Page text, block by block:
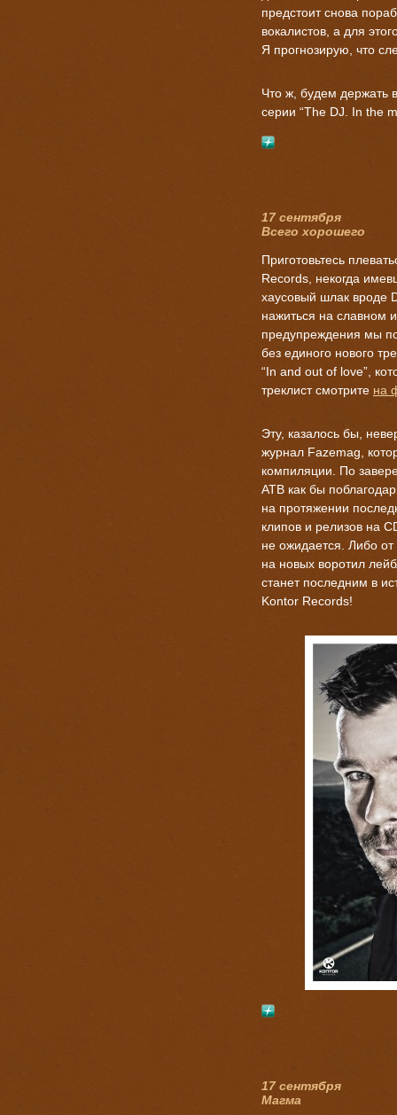
предстоит снова
вокалистов, а для
Я прогнозирую, что
Что ж, будем держать
серии “The DJ. In the
17 сентября
Всего хорошего
Приготовьтесь
Records, некогда
хаусовый шлак вроде
нажиться на славном
предупреждения мы
без единого нового
“In and out of love”,
треклист смотрите на
Эту, казалось бы,
журнал Fazemag,
компиляции. По
ATB как бы
на протяжении
клипов и релизов на
не ожидается. Либо от
на новых воротил
станет последним в
Kontor Records!
17 сентября
Магма